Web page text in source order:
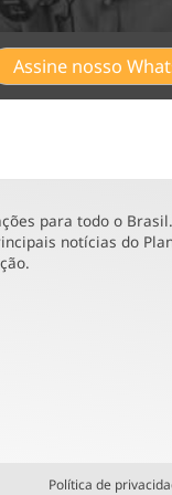
Assine nosso
para todo o
notícias do
Política de